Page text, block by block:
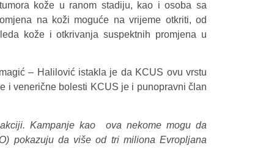
kože u ranom stadiju, kao i osoba sa
na koži moguće na vrijeme otkriti, od
kože i otkrivanja suspektnih promjena u
– Halilović istakla je da KCUS ovu vrstu
i venerične bolesti KCUS je i punopravni član
Kampanje kao ova nekome mogu da
pokazuju da više od tri miliona Evropljana